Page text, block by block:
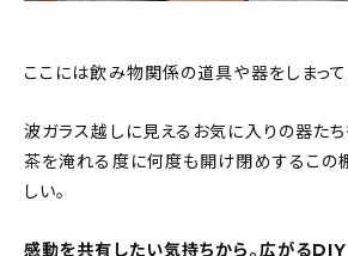
ここには飲み物関係の道具や器をしまって
波ガラス越しに見えるお気に入りの器た
茶を淹れる度に何度も開け閉めするこの
しい。
感動を共有したい気持ちから。広がるDIY